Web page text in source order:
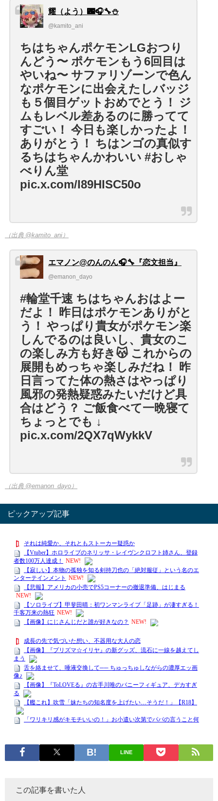
耀（よう）🌃🎧🔧⛄️
@kamito_ani
ちはちゃんポケモンLGおつり
んどう〜 ポケモンもう6回目は
やいね〜 サファリゾーンで色ん
なポケモンに出会えたしバッジ
も５個目ゲットおめでとう！ ジ
ムもレベル差あるのに勝ってて
すごい！ 今日も楽しかったよ！
ありがとう！ ちはンゴの真似す
るちはちゃんかわいい #おしゃ
べりん堂
pic.x.com/I89HISC50o
（出典 @kamito_ani）
エマノン@のんのん🎧🔧『恋文担当』
@emanon_dayo
#輪堂千速 ちはちゃんおはよー
だよ！ 昨日はポケモンありがと
う！ やっぱり貴女がポケモン楽
しんでるのは良いし、貴女のこ
の楽しみ方も好き😽 これからの
展開もめっちゃ楽しみだね！ 昨
日言ってた体の熱さはやっぱり
風邪の発熱疑惑みたいだけど具
合はどう？ ご飯食べて一晩寝て
ちょっとでも ↓
pic.x.com/2QX7qWykkV
（出典 @emanon_dayo）
ピックアップ記事
LINE
この記事を書いた人